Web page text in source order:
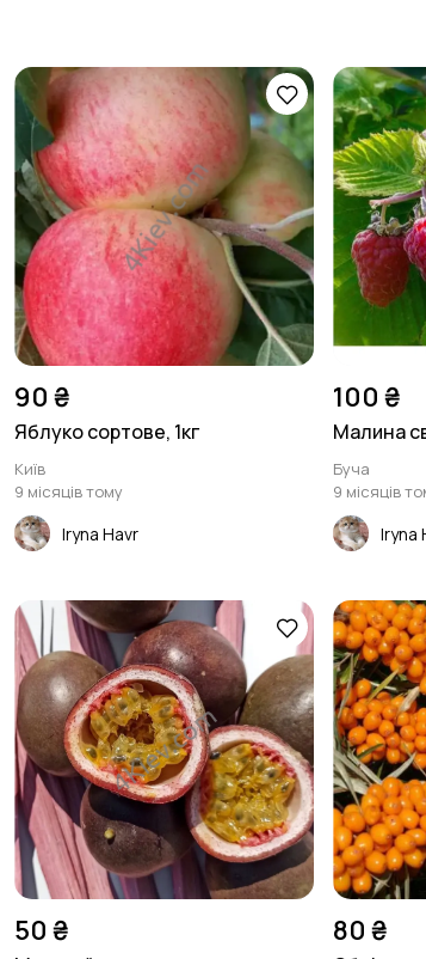
90 ₴
Яблуко сортове, 1кг
Київ
9 місяців тому
Iryna Havr
100 ₴
Малина
Буча
9 місяців
Iryna
50 ₴ 80 ₴